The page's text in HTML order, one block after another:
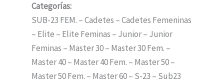
Categorías:
SUB-23 FEM. – Cadetes – Cadetes Femeninas
– Elite – Elite Feminas – Junior – Junior
Feminas – Master 30 – Master 30 Fem. –
Master 40 – Master 40 Fem. – Master 50 –
Master 50 Fem. – Master 60 – S-23 – Sub23